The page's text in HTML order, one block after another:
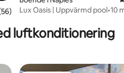
5 i genomsnittligt betyg, 56
Lux Oasis | Uppvärmd pool•10
luftkonditionering